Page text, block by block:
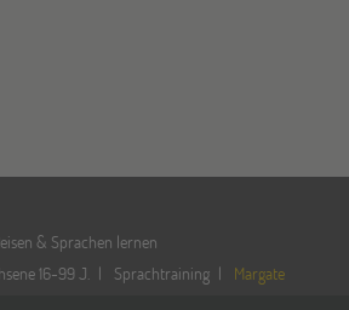
& Sprachen lernen
16-99 J.
Sprachtraining Margate